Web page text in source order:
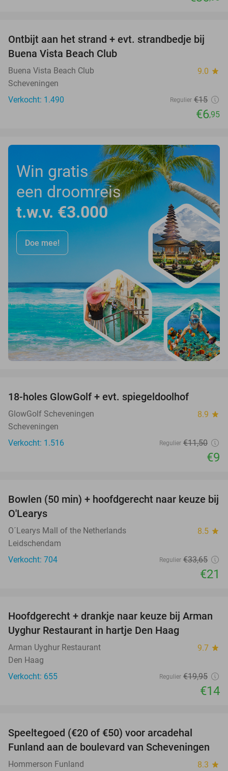
54%
Ontbijt aan het strand + evt. strandbedje bij
Buena Vista Beach Club
Buena Vista Beach Club 9.0 star
Scheveningen
Verkocht: 1.490
Regulier €15
€6,95
Win gratis
een droomreis
t.w.v. €3.000
Doe mee!
18-holes GlowGolf + evt. spiegeldoolhof
GlowGolf Scheveningen 8.9 star
Scheveningen
Verkocht: 1.516
Regulier €11,50
€9
38%
Bowlen (50 min) + hoofdgerecht naar keuze bij
O'Learys
O´Learys Mall of the Netherlands 8.5 star
Leidschendam
Verkocht: 704
Regulier €33,65
€21
30%
Hoofdgerecht + drankje naar keuze bij Arman
Uyghur Restaurant in hartje Den Haag
Arman Uyghur Restaurant 9.7 star
Den Haag
Verkocht: 655
Regulier €19,95
€14
Speeltegoed (€20 of €50) voor arcadehal
Funland aan de boulevard van Scheveningen
Hommerson Funland 8.3 star